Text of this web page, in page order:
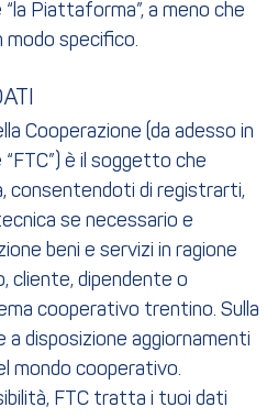
Piattaforma”, a meno che
modo specifico.
Cooperazione (da adesso in
è il soggetto che
consentendoti di registrarti,
se necessario e
beni e servizi in ragione
cliente, dipendente o
cooperativo trentino. Sulla
disposizione aggiornamenti
mondo cooperativo.
FTC tratta i tuoi dati